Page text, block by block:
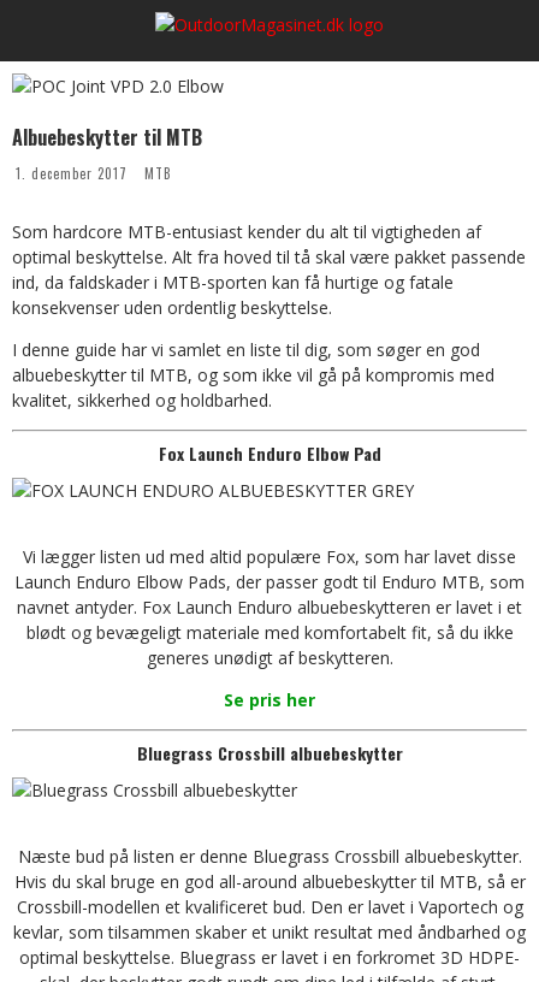
Albuebeskytter til MTB
1. december 2017 MTB
Som hardcore MTB-entusiast kender du alt til vigtigheden af
optimal beskyttelse. Alt fra hoved til tå skal være pakket passende
ind, da faldskader i MTB-sporten kan få hurtige og fatale
konsekvenser uden ordentlig beskyttelse.
I denne guide har vi samlet en liste til dig, som søger en god
albuebeskytter til MTB, og som ikke vil gå på kompromis med
kvalitet, sikkerhed og holdbarhed.
Fox Launch Enduro Elbow Pad
Vi lægger listen ud med altid populære Fox, som har lavet disse
Launch Enduro Elbow Pads, der passer godt til Enduro MTB, som
navnet antyder. Fox Launch Enduro albuebeskytteren er lavet i et
blødt og bevægeligt materiale med komfortabelt fit, så du ikke
generes unødigt af beskytteren.
Se pris her
Bluegrass Crossbill albuebeskytter
Næste bud på listen er denne Bluegrass Crossbill albuebeskytter.
Hvis du skal bruge en god all-around albuebeskytter til MTB, så er
Crossbill-modellen et kvalificeret bud. Den er lavet i Vaportech og
kevlar, som tilsammen skaber et unikt resultat med åndbarhed og
optimal beskyttelse. Bluegrass er lavet i en forkromet 3D HDPE-